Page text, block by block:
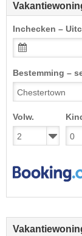
Inchecken –
Bestemming –
Volw.